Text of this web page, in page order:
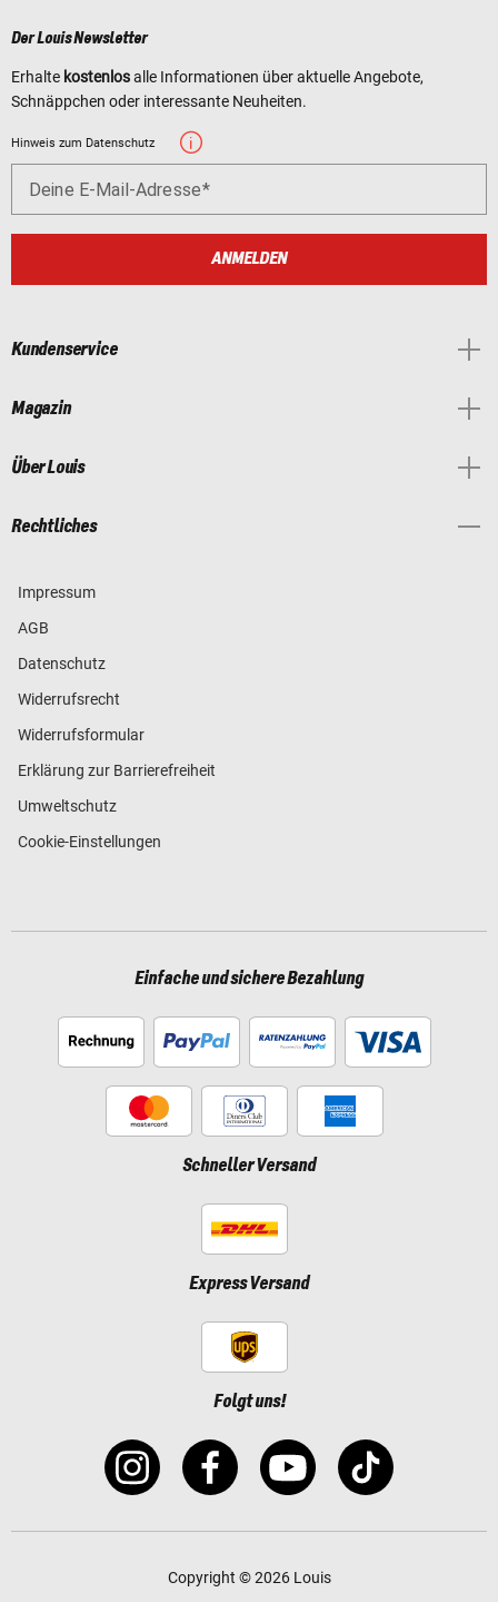
Der Louis Newsletter
Erhalte kostenlosalle Informationen über aktuelle Angebote,
Schnäppchen oder interessante Neuheiten.
Hinweis zum Datenschutz
Deine E-Mail-Adresse
ANMELDEN
Kundenservice
Magazin
Über Louis
Rechtliches
Impressum
AGB
Datenschutz
Widerrufsrecht
Widerrufsformular
Erklärung zur Barrierefreiheit
Umweltschutz
Cookie-Einstellungen
Einfache und sichere Bezahlung
Schneller Versand
Express Versand
Folgt uns!
Copyright © 2026 Louis